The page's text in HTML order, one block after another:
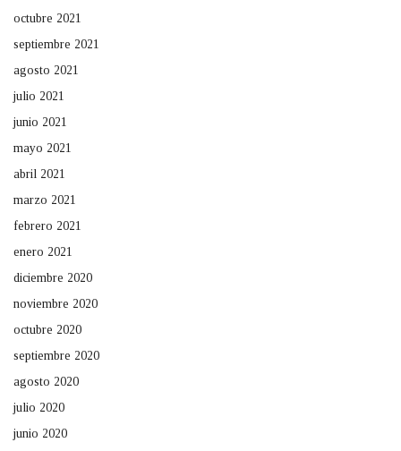
octubre 2021
septiembre 2021
agosto 2021
julio 2021
junio 2021
mayo 2021
abril 2021
marzo 2021
febrero 2021
enero 2021
diciembre 2020
noviembre 2020
octubre 2020
septiembre 2020
agosto 2020
julio 2020
junio 2020